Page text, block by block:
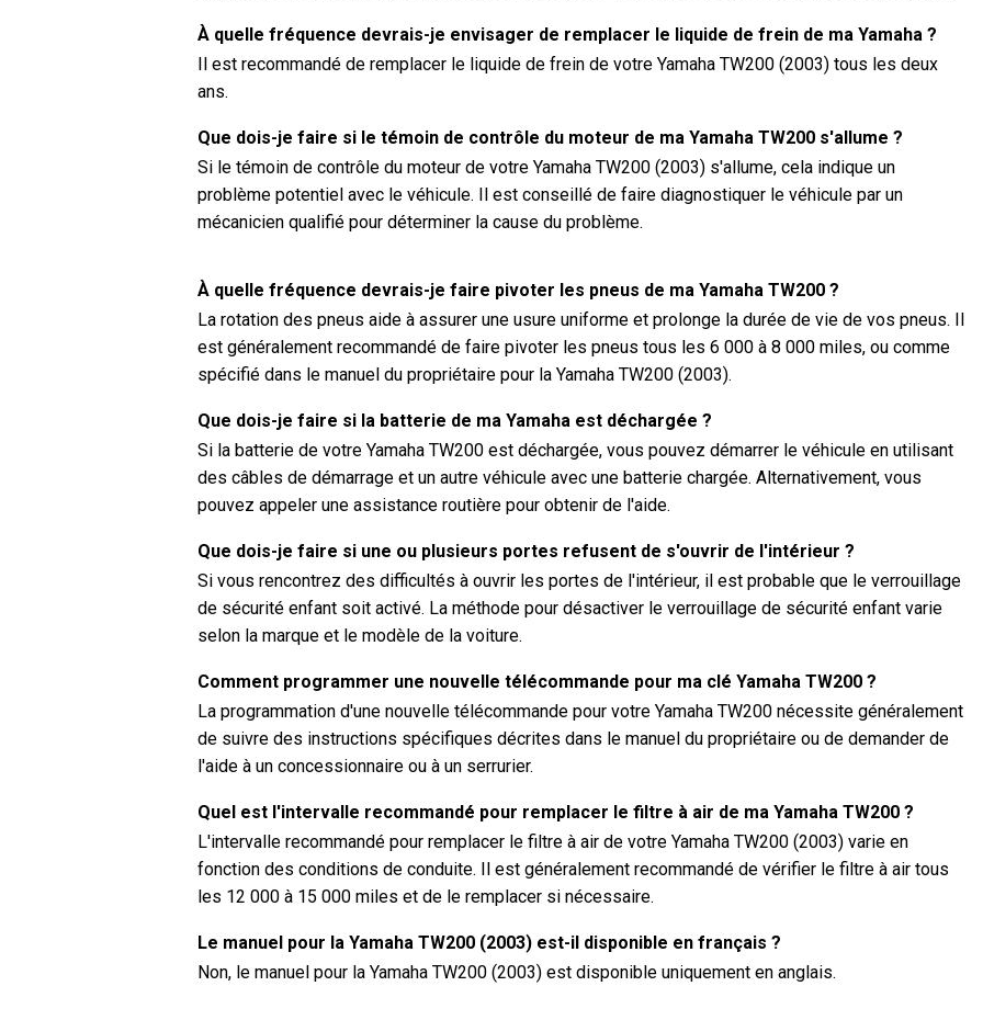
À quelle fréquence devrais-je envisager de remplacer le liquide de frein de ma Yamaha ?
Il est recommandé de remplacer le liquide de frein de votre Yamaha TW200 (2003) tous les deux
ans.
Que dois-je faire si le témoin de contrôle du moteur de ma Yamaha TW200 s'allume ?
Si le témoin de contrôle du moteur de votre Yamaha TW200 (2003) s'allume, cela indique un
problème potentiel avec le véhicule. Il est conseillé de faire diagnostiquer le véhicule par un
mécanicien qualifié pour déterminer la cause du problème.
À quelle fréquence devrais-je faire pivoter les pneus de ma Yamaha TW200 ?
La rotation des pneus aide à assurer une usure uniforme et prolonge la durée de vie de vos pneus. Il
est généralement recommandé de faire pivoter les pneus tous les 6 000 à 8 000 miles, ou comme
spécifié dans le manuel du propriétaire pour la Yamaha TW200 (2003).
Que dois-je faire si la batterie de ma Yamaha est déchargée ?
Si la batterie de votre Yamaha TW200 est déchargée, vous pouvez démarrer le véhicule en utilisant
des câbles de démarrage et un autre véhicule avec une batterie chargée. Alternativement, vous
pouvez appeler une assistance routière pour obtenir de l'aide.
Que dois-je faire si une ou plusieurs portes refusent de s'ouvrir de l'intérieur ?
Si vous rencontrez des difficultés à ouvrir les portes de l'intérieur, il est probable que le verrouillage
de sécurité enfant soit activé. La méthode pour désactiver le verrouillage de sécurité enfant varie
selon la marque et le modèle de la voiture.
Comment programmer une nouvelle télécommande pour ma clé Yamaha TW200 ?
La programmation d'une nouvelle télécommande pour votre Yamaha TW200 nécessite généralement
de suivre des instructions spécifiques décrites dans le manuel du propriétaire ou de demander de
l'aide à un concessionnaire ou à un serrurier.
Quel est l'intervalle recommandé pour remplacer le filtre à air de ma Yamaha TW200 ?
L'intervalle recommandé pour remplacer le filtre à air de votre Yamaha TW200 (2003) varie en
fonction des conditions de conduite. Il est généralement recommandé de vérifier le filtre à air tous
les 12 000 à 15 000 miles et de le remplacer si nécessaire.
Le manuel pour la Yamaha TW200 (2003) est-il disponible en français ?
Non, le manuel pour la Yamaha TW200 (2003) est disponible uniquement en anglais.